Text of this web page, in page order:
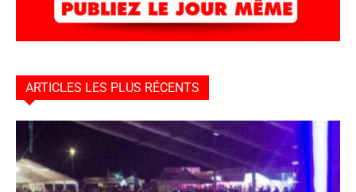
ARTICLES LES PLUS RÉCENTS